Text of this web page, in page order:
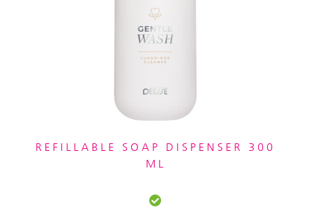
REFILLABLE SOAP DISPENSER 300
ML